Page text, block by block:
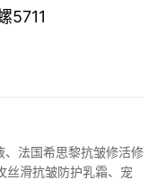
5711
、法国希思黎抗皱修活修
丝滑抗皱防护乳霜、宠